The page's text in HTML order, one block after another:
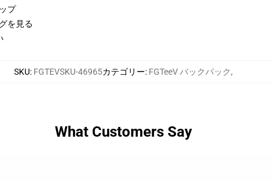
プ
を見る
SKU: FGTEVSKU-46965カテゴリー: FGTeeV バックパック,
What Customers Say